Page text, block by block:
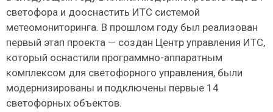
светофора и дооснастить ИТС системой
метеомониторинга. В прошлом году был реализован
первый этап проекта — создан Центр управления ИТС,
который оснастили программно-аппаратным
комплексом для светофорного управления, были
модернизированы и подключены первые 14
светофорных объектов.